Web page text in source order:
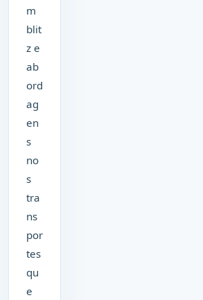
m
blit
z e
ab
ord
ag
en
s
no
s
tra
ns
por
tes
qu
e